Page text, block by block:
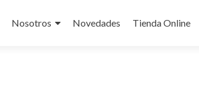
Nosotros Novedades Tienda Online